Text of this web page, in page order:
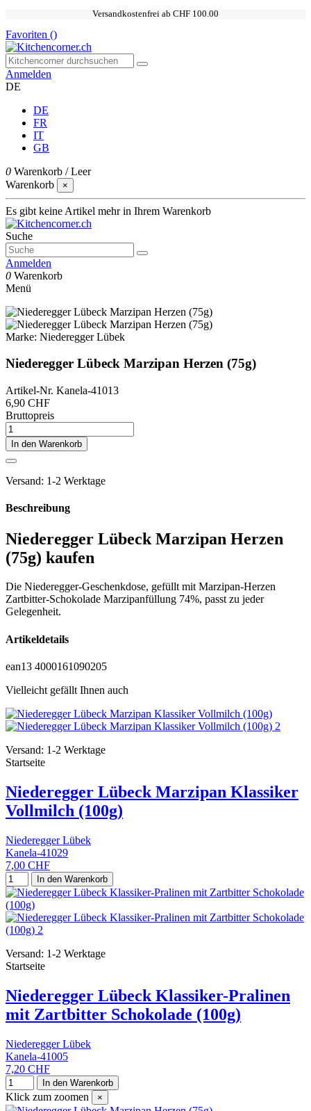
Versandkostenfrei ab CHF 100.00
Favoriten ()
Anmelden
DE
DE
FR
IT
GB
0 Warenkorb /Leer
Warenkorb
×
Es gibt keine Artikel mehr in Ihrem Warenkorb
Suche
Anmelden
0 Warenkorb
Menü
Marke: Niederegger Lübek
Niederegger Lübeck Marzipan Herzen (75g)
Artikel-Nr. Kanela-41013
6,90 CHF
Bruttopreis
In den Warenkorb
Versand: 1-2 Werktage
Beschreibung
Niederegger Lübeck Marzipan Herzen
(75g) kaufen
Die Niederegger-Geschenkdose, gefüllt mit Marzipan-Herzen
Zartbitter-Schokolade Marzipanfüllung 74%, passt zu jeder
Gelegenheit.
Artikeldetails
ean13 4000161090205
Vielleicht gefällt Ihnen auch
Versand: 1-2 Werktage
Startseite
Niederegger Lübeck Marzipan Klassiker
Vollmilch (100g)
Niederegger Lübek
Kanela-41029
7,00 CHF
In den Warenkorb
Versand: 1-2 Werktage
Startseite
Niederegger Lübeck Klassiker-Pralinen
mit Zartbitter Schokolade (100g)
Niederegger Lübek
Kanela-41005
7,20 CHF
In den Warenkorb
Klick zum zoomen ×